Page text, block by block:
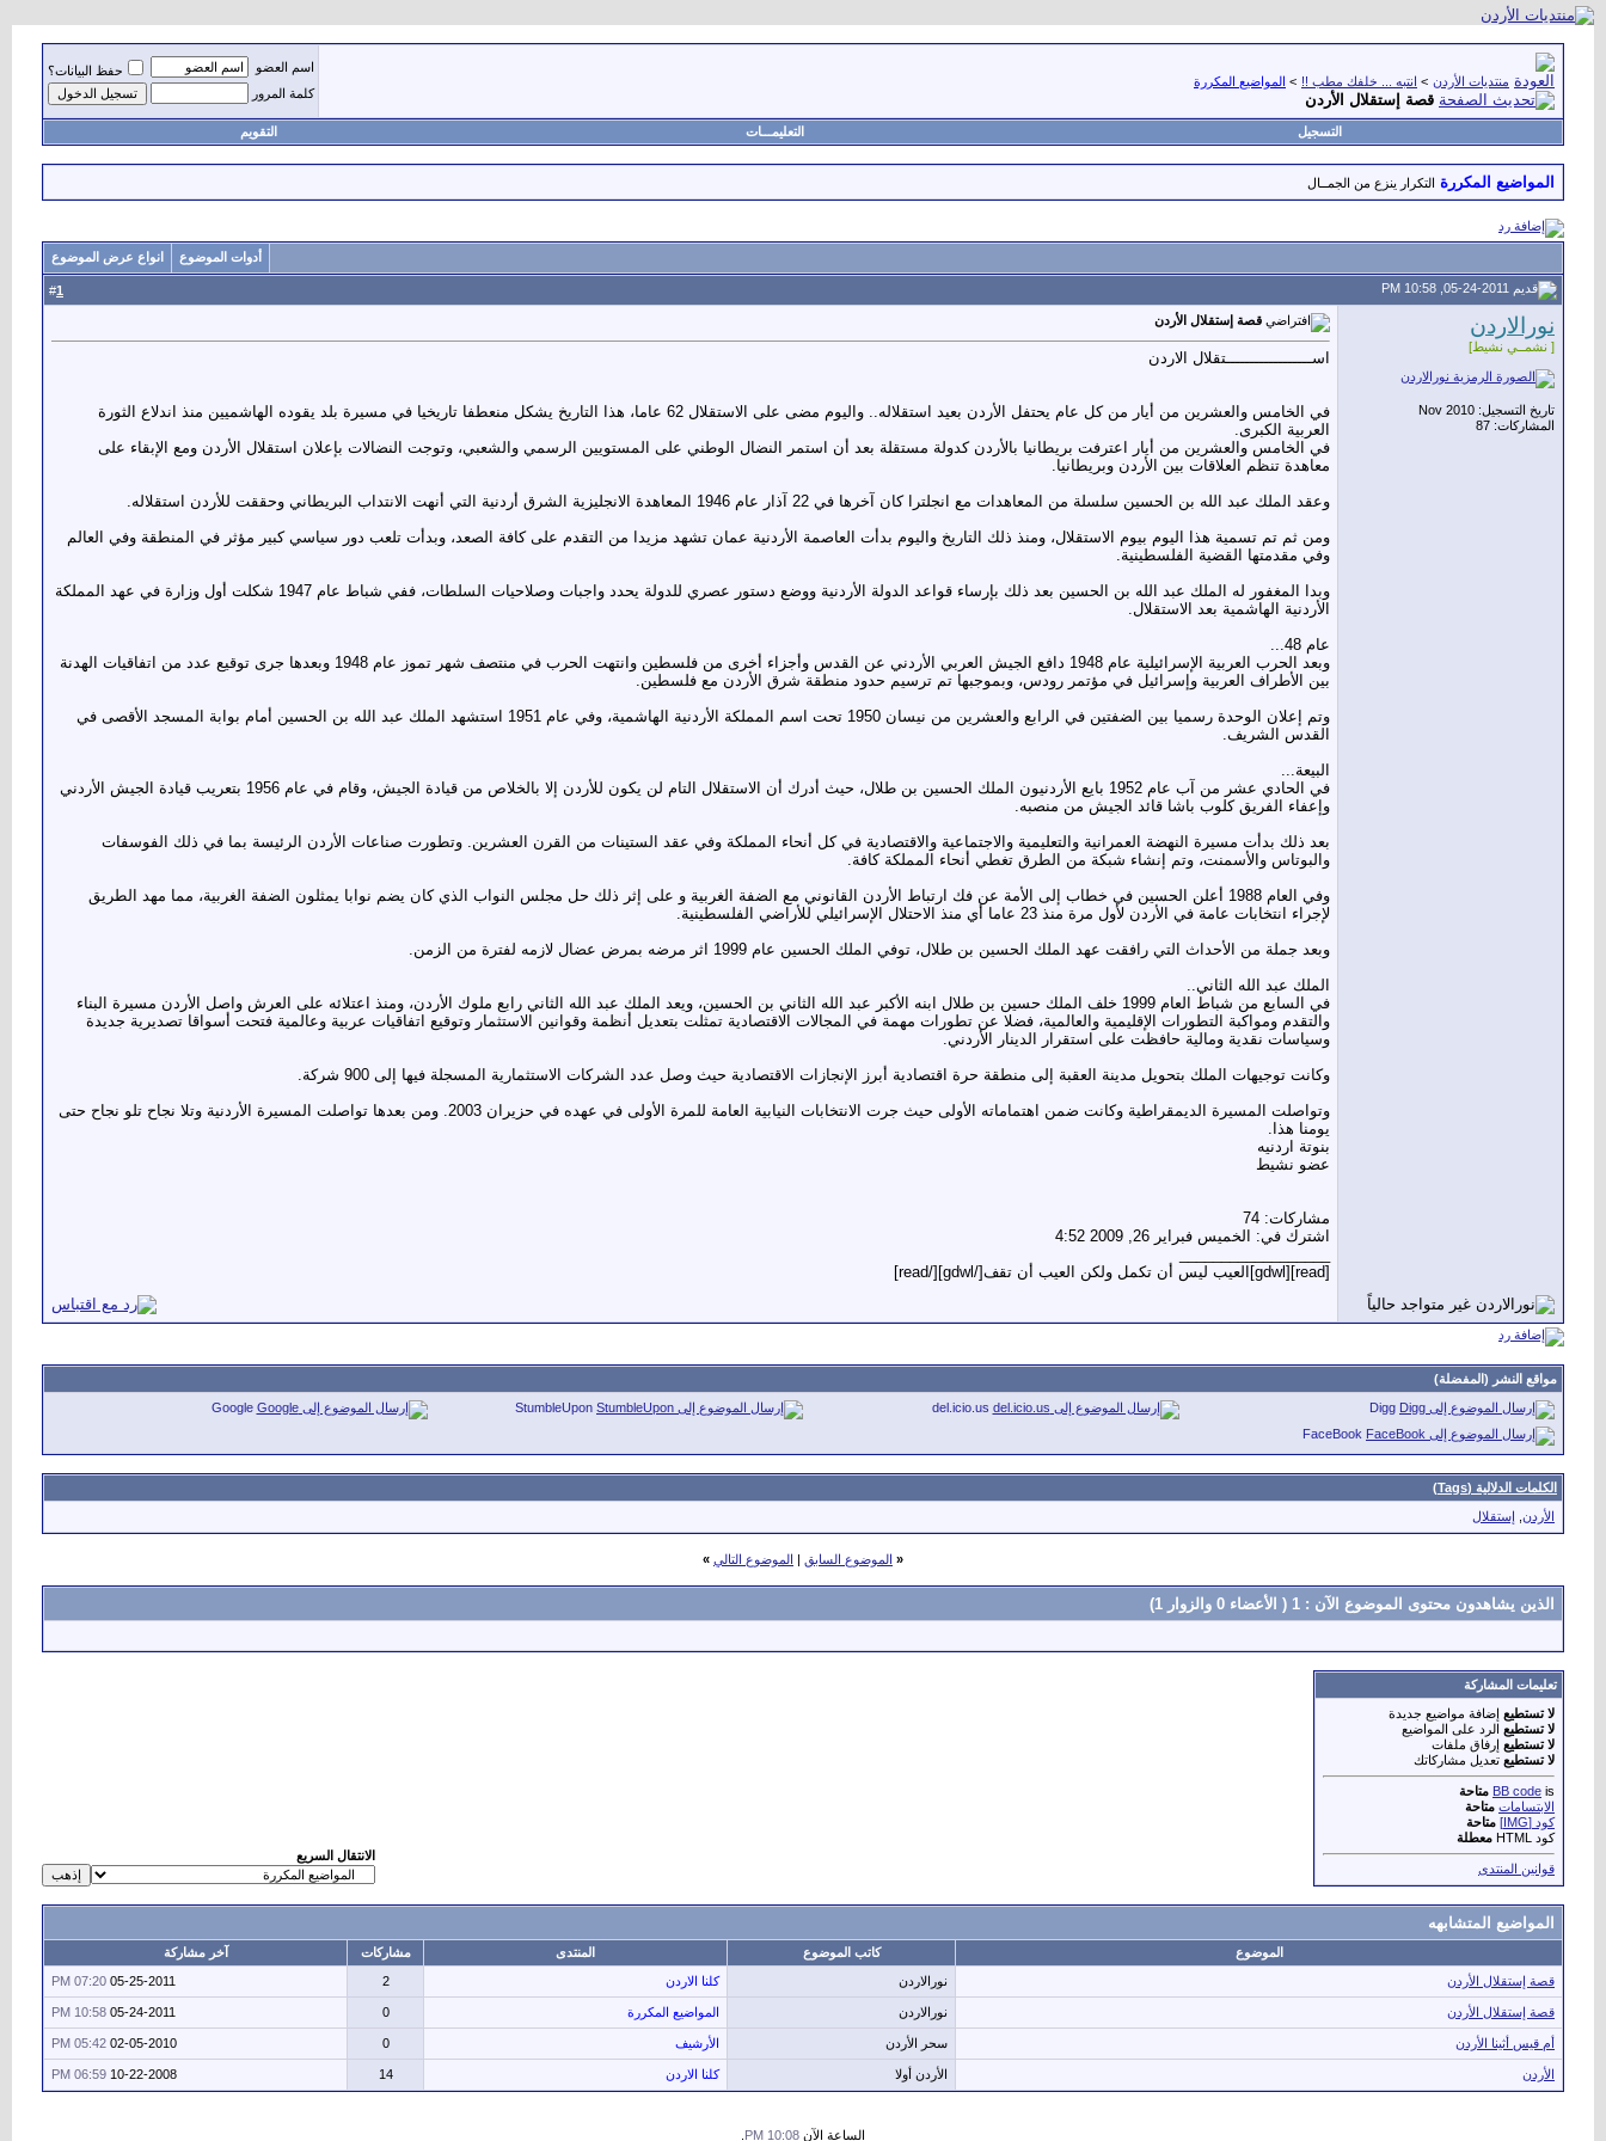
منتديات الأردن > انتبه ... خلفك مطب !! > المواضيع المكررة
قصة إستقلال الأردن
اسم العضو
حفظ البيانات؟
كلمة المرور
التسجيل التعليمـــات التقويم
المواضيع المكررة التكرار ينزع من الجمــال
أدوات الموضوع انواع عرض الموضوع
1
نورالاردن
[ نشمــي نشيط]
تاريخ التسجيل: Nov 2010
المشاركات: 87
قصة إستقلال الأردن
اســــــــــــــــــتقلال الاردن
في الخامس والعشرين من أيار من كل عام يحتفل الأردن بعيد استقلاله.. واليوم مضى على الاستقلال 62 عاما، هذا التاريخ يشكل منعطفا تاريخيا في مسيرة بلد يقوده الهاشميين منذ اندلاع الثورة
العربية الكبرى.
في الخامس والعشرين من أيار اعترفت بريطانيا بالأردن كدولة مستقلة بعد أن استمر النضال الوطني على المستويين الرسمي والشعبي، وتوجت النضالات بإعلان استقلال الأردن ومع الإبقاء على
معاهدة تنظم العلاقات بين الأردن وبريطانيا.
وعقد الملك عبد الله بن الحسين سلسلة من المعاهدات مع انجلترا كان آخرها في 22 آذار عام 1946 المعاهدة الانجليزية الشرق أردنية التي أنهت الانتداب البريطاني وحققت للأردن استقلاله.
ومن ثم تم تسمية هذا اليوم بيوم الاستقلال، ومنذ ذلك التاريخ واليوم بدأت العاصمة الأردنية عمان تشهد مزيدا من التقدم على كافة الصعد، وبدأت تلعب دور سياسي كبير مؤثر في المنطقة وفي العالم
وفي مقدمتها القضية الفلسطينية.
وبدا المغفور له الملك عبد الله بن الحسين بعد ذلك بإرساء قواعد الدولة الأردنية ووضع دستور عصري للدولة يحدد واجبات وصلاحيات السلطات، ففي شباط عام 1947 شكلت أول وزارة في عهد المملكة
الأردنية الهاشمية بعد الاستقلال.
عام 48...
وبعد الحرب العربية الإسرائيلية عام 1948 دافع الجيش العربي الأردني عن القدس وأجزاء أخرى من فلسطين وانتهت الحرب في منتصف شهر تموز عام 1948 وبعدها جرى توقيع عدد من اتفاقيات الهدنة
بين الأطراف العربية وإسرائيل في مؤتمر رودس، وبموجبها تم ترسيم حدود منطقة شرق الأردن مع فلسطين.
وتم إعلان الوحدة رسميا بين الضفتين في الرابع والعشرين من نيسان 1950 تحت اسم المملكة الأردنية الهاشمية، وفي عام 1951 استشهد الملك عبد الله بن الحسين أمام بوابة المسجد الأقصى في
القدس الشريف.
البيعة...
في الحادي عشر من آب عام 1952 بايع الأردنيون الملك الحسين بن طلال، حيث أدرك أن الاستقلال التام لن يكون للأردن إلا بالخلاص من قيادة الجيش، وقام في عام 1956 بتعريب قيادة الجيش الأردني
وإعفاء الفريق كلوب باشا قائد الجيش من منصبه.
بعد ذلك بدأت مسيرة النهضة العمرانية والتعليمية والاجتماعية والاقتصادية في كل أنحاء المملكة وفي عقد الستينات من القرن العشرين. وتطورت صناعات الأردن الرئيسة بما في ذلك الفوسفات
والبوتاس والأسمنت، وتم إنشاء شبكة من الطرق تغطي أنحاء المملكة كافة.
وفي العام 1988 أعلن الحسين في خطاب إلى الأمة عن فك ارتباط الأردن القانوني مع الضفة الغربية و على إثر ذلك حل مجلس النواب الذي كان يضم نوابا يمثلون الضفة الغربية، مما مهد الطريق
لإجراء انتخابات عامة في الأردن لأول مرة منذ 23 عاما أي منذ الاحتلال الإسرائيلي للأراضي الفلسطينية.
وبعد جملة من الأحداث التي رافقت عهد الملك الحسين بن طلال، توفي الملك الحسين عام 1999 اثر مرضه بمرض عضال لازمه لفترة من الزمن.
الملك عبد الله الثاني..
في السابع من شباط العام 1999 خلف الملك حسين بن طلال ابنه الأكبر عبد الله الثاني بن الحسين، ويعد الملك عبد الله الثاني رابع ملوك الأردن، ومنذ اعتلائه على العرش واصل الأردن مسيرة البناء
والتقدم ومواكبة التطورات الإقليمية والعالمية، فضلا عن تطورات مهمة في المجالات الاقتصادية تمثلت بتعديل أنظمة وقوانين الاستثمار وتوقيع اتفاقيات عربية وعالمية فتحت أسواقا تصديرية جديدة
وسياسات نقدية ومالية حافظت على استقرار الدينار الأردني.
وكانت توجيهات الملك بتحويل مدينة العقبة إلى منطقة حرة اقتصادية أبرز الإنجازات الاقتصادية حيث وصل عدد الشركات الاستثمارية المسجلة فيها إلى 900 شركة.
وتواصلت المسيرة الديمقراطية وكانت ضمن اهتماماته الأولى حيث جرت الانتخابات النيابية العامة للمرة الأولى في عهده في حزيران 2003. ومن بعدها تواصلت المسيرة الأردنية وتلا نجاح تلو نجاح حتى
يومنا هذا.
بنوتة اردنيه
عضو نشيط
مشاركات: 74
اشترك في: الخميس فبراير 26, 2009 4:52
[read][gdwl]العيب ليس أن تكمل ولكن العيب أن تقف[/gdwl][/read]
مواقع النشر (المفضلة)
Digg
del.icio.us
StumbleUpon
Google
FaceBook
الكلمات الدلالية (Tags)
الأردن إستقلال
« الموضوع السابق | الموضوع التالي »
الذين يشاهدون محتوى الموضوع الآن : 1 ( الأعضاء 0 والزوار 1)
تعليمات المشاركة
لا تستطيع إضافة مواضيع جديدة
لا تستطيع الرد على المواضيع
لا تستطيع إرفاق ملفات
لا تستطيع تعديل مشاركاتك
BB code is
متاحة
الابتسامات متاحة
كود [IMG]
متاحة
كود HTML
معطلة
قوانين المنتدى
الانتقال السريع
المواضيع المتشابهه
الموضوع كاتب الموضوع المنتدى مشاركات
آخر مشاركة
قصة إستقلال الأردن
نورالاردن كلنا الاردن 2
05-25-2011
07:20 PM
قصة إستقلال الأردن نورالاردن المواضيع المكررة 0
05-24-2011
10:58 PM
أم قيس أثينا الأردن سحر الأردن الأرشيف 0
02-05-2010
05:42 PM
الأردن الأردن أولا كلنا الاردن 14
10-22-2008
06:59 PM
الساعة الآن 10:08 PM